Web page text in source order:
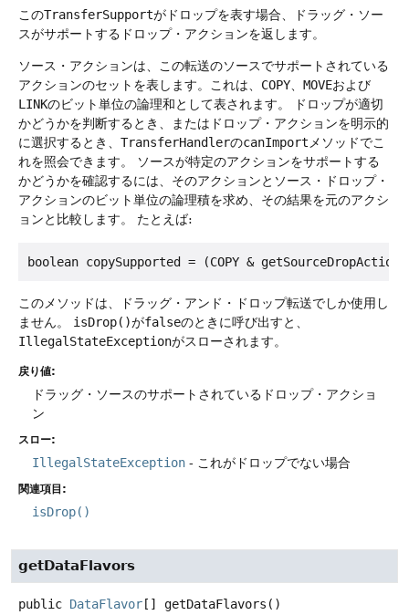
このTransferSupportがドロップを表す場合、ドラッグ・ソー
スがサポートするドロップ・アクションを返します。
ソース・アクションは、この転送のソースでサポートされている
アクションのセットを表します。これは、 COPY MOVEおよび
LINKのビット単位の論理和として表されます。
ドロップが適切
かどうかを判断するとき、またはドロップ・アクションを明示的
に選択するとき、 TransferHandlerのcanImport メソッドでこ
れを照会できます。
ソースが特定のアクションをサポートする
かどうかを確認するには、そのアクションとソース・ドロップ・
アクションのビット単位の論理積を求め、その結果を元のアクシ
ョンと比較します。
たとえば:
このメソッドは、ドラッグ・アンド・ドロップ転送でしか使用し
ません。
isDrop()がfalseのときに呼び出すと、
IllegalStateExceptionがスローされます。
戻り値:
ドラッグ・ソースのサポートされているドロップ・アクショ
ン
スロー:
IllegalStateException - これがドロップでない場合
関連項目:
isDrop()
getDataFlavors
public DataFlavor[] getDataFlavors ()